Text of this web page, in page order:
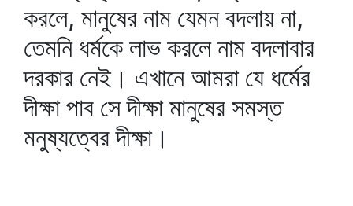
করলে, মানুষের নাম যেমন বদলায় না,
তেমনি ধর্মকে লাভ করলে নাম বদলাবার
দরকার নেই। এখানে আমরা যে ধর্মের
দীক্ষা পাব সে দীক্ষা মানুষের সমস্ত
মনুষ্যত্বের দীক্ষা।